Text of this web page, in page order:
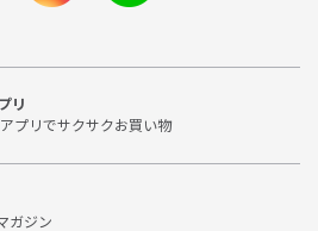
リ
プリでサクサクお買い物
ガジン